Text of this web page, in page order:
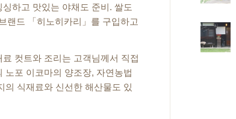
하고 맛있는 야채도 준비. 쌀도
랜드 「히노히카리」를 구입하고
컷트와 조리는 고객님께서 직접
노포 이코마의 양조장, 자연농법
의 식재료와 신선한 해산물도 있